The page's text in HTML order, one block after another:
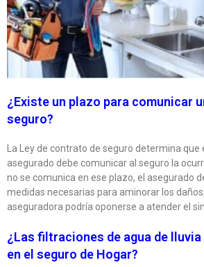
¿Existe un plazo para comunicar
seguro?
La Ley de contrato de seguro determina que
asegurado debe comunicar al seguro la
no se comunica en ese plazo, el asegurado
medidas necesarias para aminorar los
aseguradora podría oponerse a atender el
¿Las filtraciones de agua de
en el seguro de Hogar?